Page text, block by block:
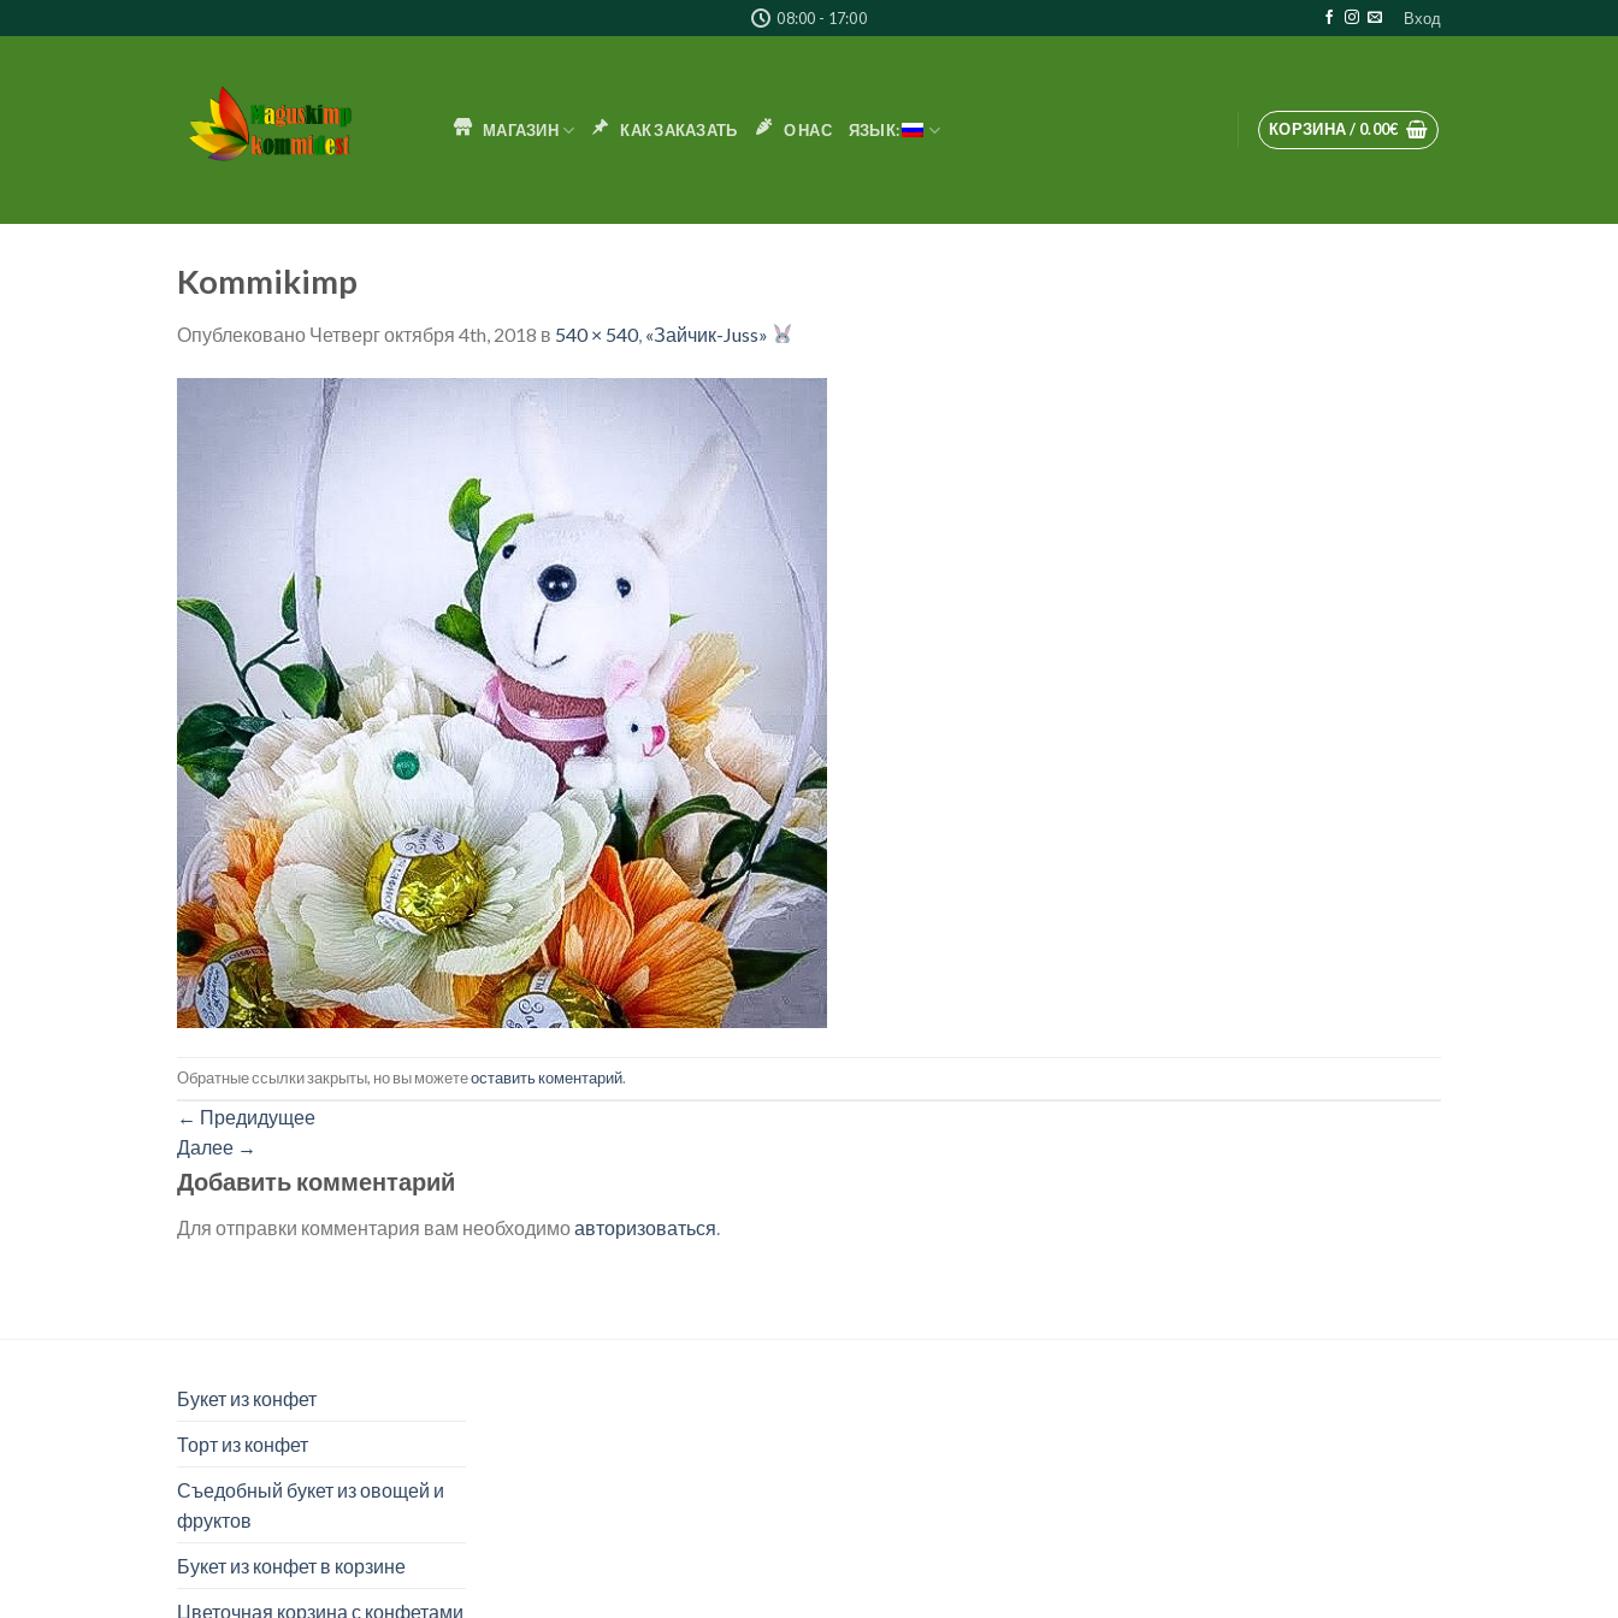
to
08:00 - 17:00 Вход
МАГАЗИН КАК ЗАКАЗАТЬ О НАС ЯЗЫК: КОРЗИНА / 0.00€
Kommikimp
Опублековано Четверг октября 4th, 2018 в 540 × 540, «Зайчик-Juss»
Обратные ссылки закрыты, но вы можетеоставить коментарий.
← Предидущее
Далее →
Добавить комментарий
Для отправки комментария вам необходимоавторизоваться
Букет из конфет
Торт из конфет
Съедобный букет из овощей и
фруктов
Букет из конфет в корзине
Цветочная корзина с конфетами